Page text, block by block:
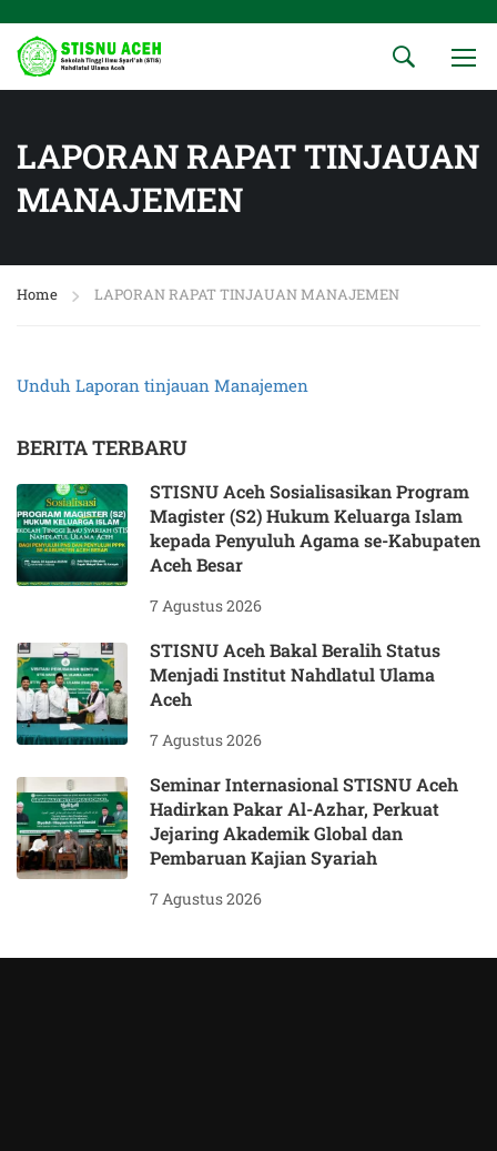
LAPORAN RAPAT TINJAUAN
MANAJEMEN
Home LAPORAN RAPAT TINJAUAN MANAJEMEN
Unduh Laporan tinjauan Manajemen
BERITA TERBARU
STISNU Aceh Sosialisasikan Program
Magister (S2) Hukum Keluarga Islam
kepada Penyuluh Agama se-Kabupaten
Aceh Besar
7 Agustus 2026
STISNU Aceh Bakal Beralih Status
Menjadi Institut Nahdlatul Ulama
Aceh
7 Agustus 2026
Seminar Internasional STISNU Aceh
Hadirkan Pakar Al-Azhar, Perkuat
Jejaring Akademik Global dan
Pembaruan Kajian Syariah
7 Agustus 2026